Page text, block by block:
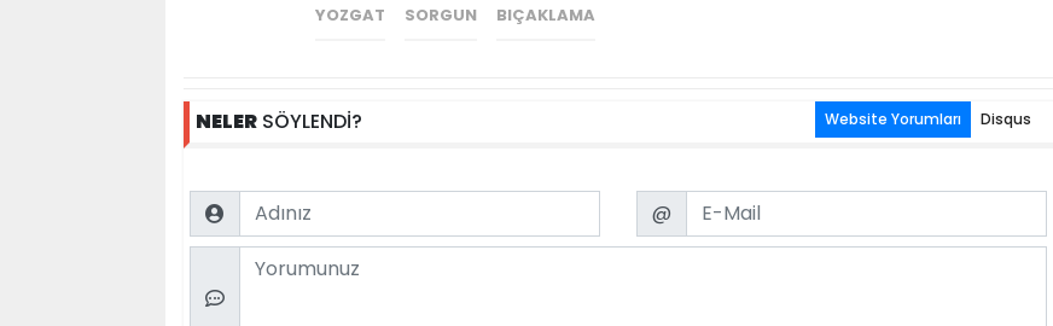
YOZGAT SORGUN BIÇAKLAMA
NELERSÖYLENDİ? Website Yorumları Disqus
Name Email
@
Comment